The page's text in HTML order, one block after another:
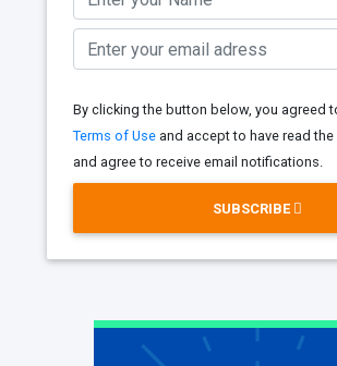
By clicking the button below, you agreed
Terms of Use and accept to have read the
and agree to receive email notifications.
SUBSCRIBE